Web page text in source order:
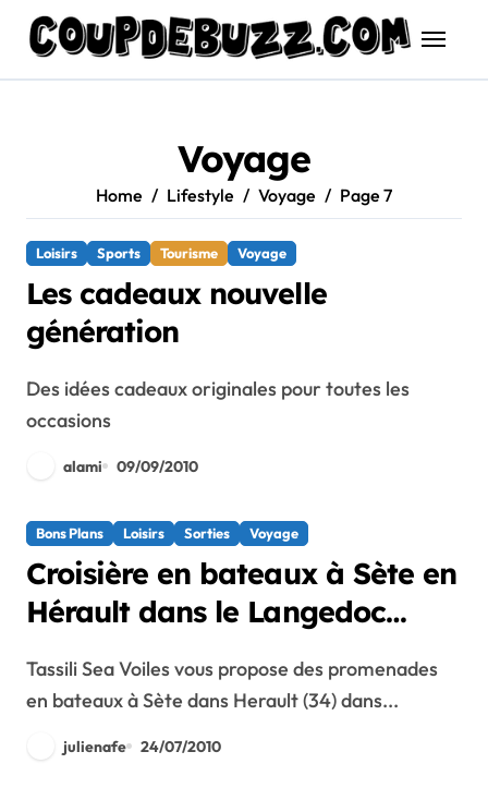
content
Voyage
Home Lifestyle Voyage Page 7
Loisirs Sports Tourisme Voyage
Les cadeaux nouvelle
génération
Des idées cadeaux originales pour toutes les
occasions
alami 09/09/2010
Bons Plans Loisirs Sorties Voyage
Croisière en bateaux à Sète en
Hérault dans le Langedoc
Tassili Sea Voiles vous propose des promenades
en bateaux à Sète dans Herault (34) dans...
julienafe 24/07/2010